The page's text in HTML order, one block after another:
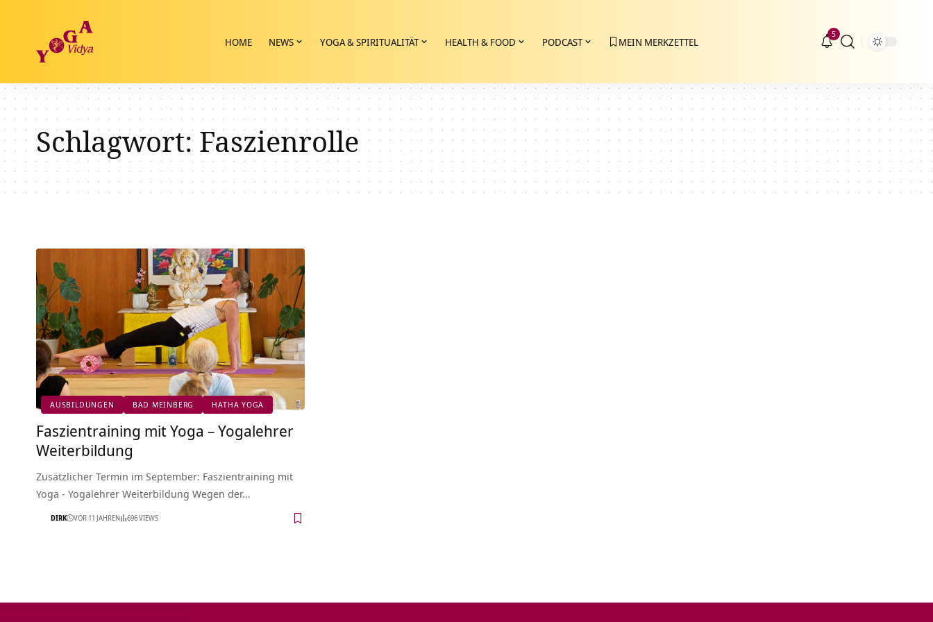
HOME NEWS YOGA & SPIRITUALITÄT HEALTH & FOOD PODCAST MEIN MERKZETTEL
5
Schlagwort:Faszienrolle
AUSBILDUNGEN BAD MEINBERG HATHA YOGA
Faszientraining mit Yoga – Yogalehrer
Weiterbildung
Zusätzlicher Termin im September: Faszientraining mit
Yoga - Yogalehrer Weiterbildung Wegen der…
DIRK VOR 11 JAHREN 696 VIEWS